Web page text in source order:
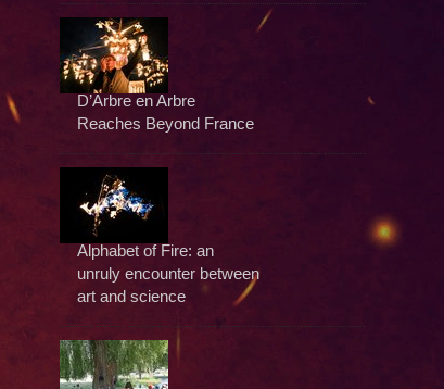
D’Arbre en Arbre
Reaches Beyond France
Alphabet of Fire: an
unruly encounter between
art and science